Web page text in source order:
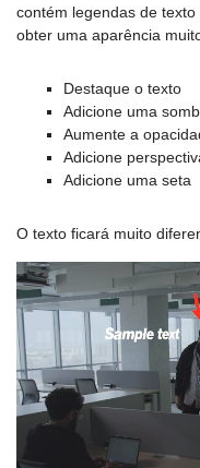
contém legendas de
obter uma aparência
Destaque o texto
Adicione uma
Aumente a
Adicione
Adicione uma seta
O texto ficará muito